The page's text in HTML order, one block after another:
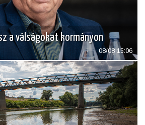
a válságokat kormányon
08/08 15:06